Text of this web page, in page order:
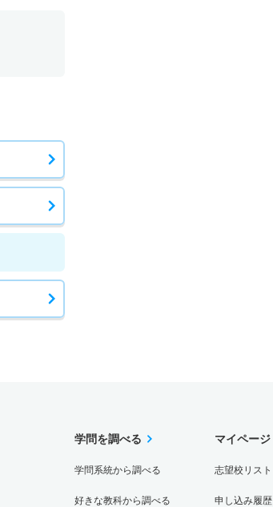
学問を調べる
学問系統から調べる
好きな教科から調べる
マイページ
志望校リスト
申し込み履歴